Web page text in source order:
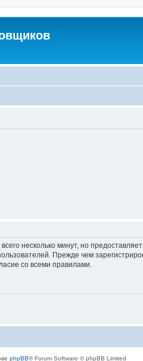
несколько минут, но
Прежде чем
со всеми правилами.
phpBB® Forum Software © phpBB Limited